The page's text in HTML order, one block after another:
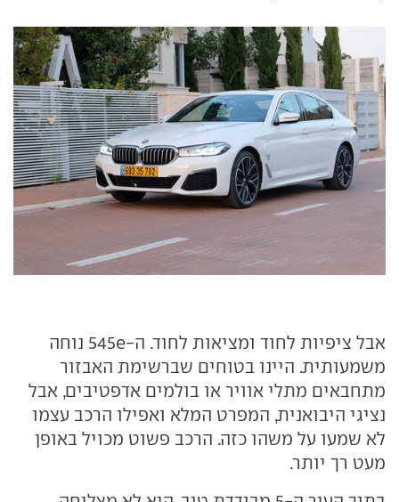
אבל ציפיות לחוד ומציאות לחוד. ה-545e נוחה
משמעותית. היינו בטוחים שברשימת האבזור
מתחבאים מתלי אוויר או בולמים אדפטיבים, אבל
נציגי היבואנית, המפרט המלא ואפילו הרכב עצמו
לא שמעו על משהו כזה. הרכב פשוט מכויל באופן
מעט רך יותר.